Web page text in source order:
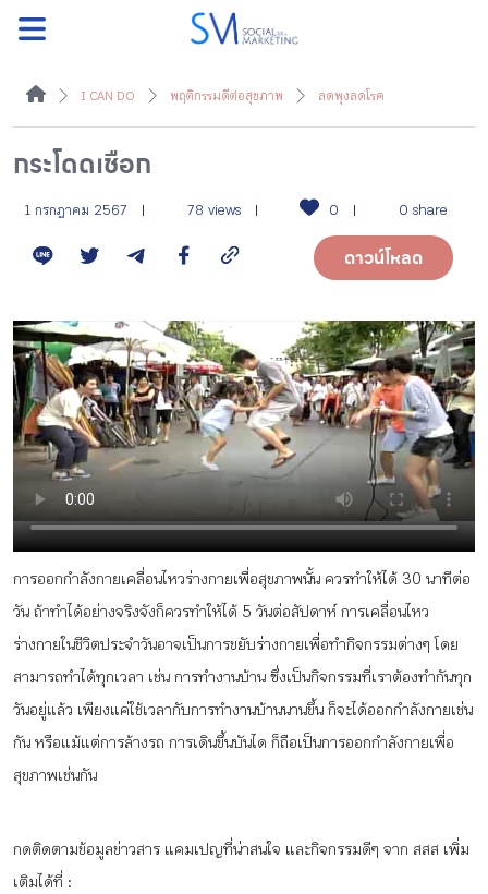
ค้นหา
หน้าแรกแคมเปญ
บทความแคมเปญ
สื่อของแคมเปญ
กิจกรรม
หัวข้อที่เราแนะนำ
เข้าสู่ระบบ/สมัครสมาชิก
TH EN
I CAN DO พฤติกรรมดีต่อสุขภาพ ลดพุงลดโรค
กระโดดเชือก
1 กรกฎาคม 2567 78 views 0 0 share
ดาวน์โหลด
การออกกำลังกายเคลื่อนไหวร่างกายเพื่อสุขภาพนั้น ควรทำให้ได้ 30 นาทีต่อ
วัน ถ้าทำได้อย่างจริงจังก็ควรทำให้ได้ 5 วันต่อสัปดาห์ การเคลื่อนไหว
ร่างกายในชีวิตประจำวันอาจเป็นการขยับร่างกายเพื่อทำกิจกรรมต่างๆ โดย
สามารถทำได้ทุกเวลา เช่น การทำงานบ้าน ซึ่งเป็นกิจกรรมที่เราต้องทำกันทุก
วันอยู่แล้ว เพียงแค่ใช้เวลากับการทำงานบ้านนานขึ้น ก็จะได้ออกกำลังกายเช่น
กัน หรือแม้แต่การล้างรถ การเดินขึ้นบันได ก็ถือเป็นการออกกำลังกายเพื่อ
สุขภาพเช่นกัน
กดติดตามข้อมูลข่าวสาร แคมเปญที่น่าสนใจ และกิจกรรมดีๆ จาก สสส เพิ่ม
เติมได้ที่ :